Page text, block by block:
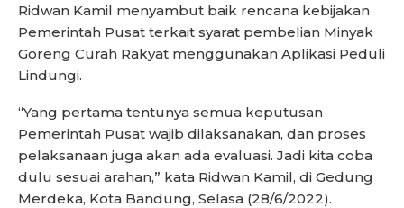
Ridwan Kamil menyambut baik rencana kebijakan
Pemerintah Pusat terkait syarat pembelian Minyak
Goreng Curah Rakyat menggunakan Aplikasi Peduli
Lindungi.
“Yang pertama tentunya semua keputusan
Pemerintah Pusat wajib dilaksanakan, dan proses
pelaksanaan juga akan ada evaluasi. Jadi kita coba
dulu sesuai arahan,” kata Ridwan Kamil, di Gedung
Merdeka, Kota Bandung, Selasa (28/6/2022).